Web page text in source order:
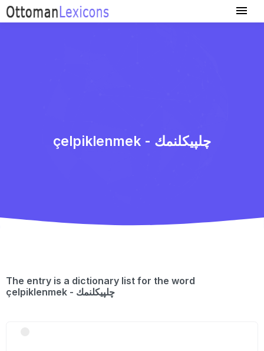
çelpiklenmek - چلپیكلنمك
The entry is a dictionary list for the word
çelpiklenmek - چلپیكلنمك